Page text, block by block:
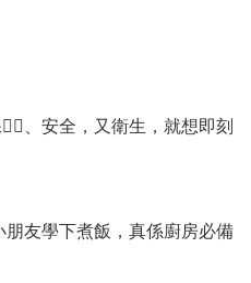
、安全，又衛生，就想即刻
友學下煮飯，真係廚房必備